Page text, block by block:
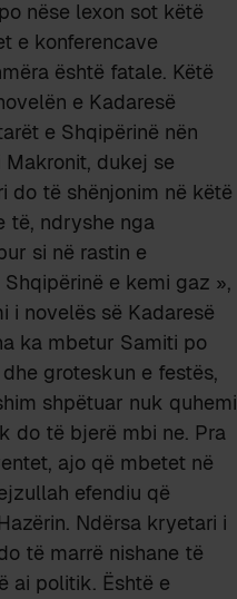
nëse lexon sot këtë
e konferencave
është fatale. Këtë
e Kadaresë
e Shqipërinë nën
dukej se
do të shënjonim në këtë
të, ndryshe nga
si në rastin e
e kemi gaz »,
i novelës së Kadaresë
ka mbetur Samiti po
groteskun e festës,
shpëtuar nuk quhemi
do të bjerë mbi ne. Pra
ajo që mbetet në
efendiu që
Ndërsa kryetari i
të marrë nishane të
ai politik. Është e